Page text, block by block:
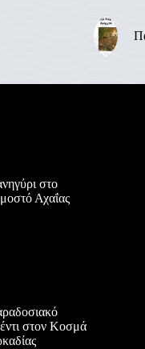
στο
Αχαΐας
στον Κοσμά